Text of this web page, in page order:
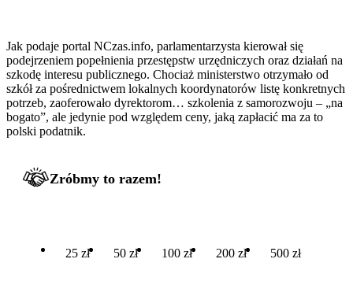
Jak podaje portal NCzas.info, parlamentarzysta kierował się
podejrzeniem popełnienia przestępstw urzędniczych oraz działań na
szkodę interesu publicznego. Chociaż ministerstwo otrzymało od
szkół za pośrednictwem lokalnych koordynatorów listę konkretnych
potrzeb, zaoferowało dyrektorom… szkolenia z samorozwoju – „na
bogato”, ale jedynie pod względem ceny, jaką zapłacić ma za to
polski podatnik.
Zróbmy to razem!
25 zł 50 zł 100 zł 200 zł 500 zł